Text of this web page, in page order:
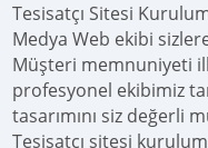
Tesisatçı Sitesi
Medya Web ekibi
Müşteri memnuniyeti
profesyonel ekibimiz
tasarımını siz değerli
Tesisatçı sitesi